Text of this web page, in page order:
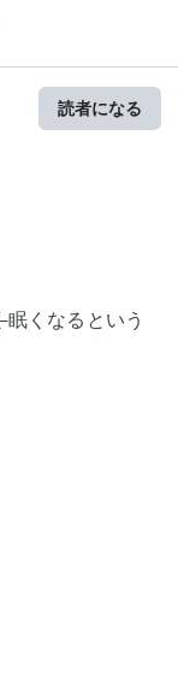
読者になる
眠くなるという